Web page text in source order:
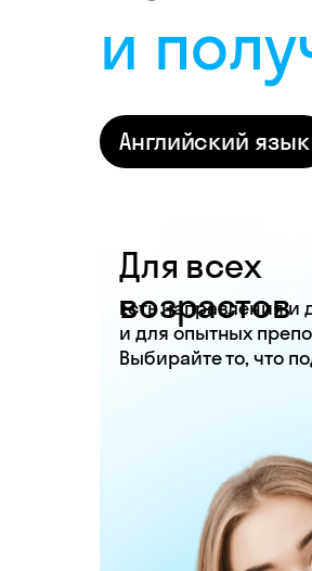
на
Английский язык
Для всех
возрастов
Есть направления
и для опытных
Выбирайте то, что